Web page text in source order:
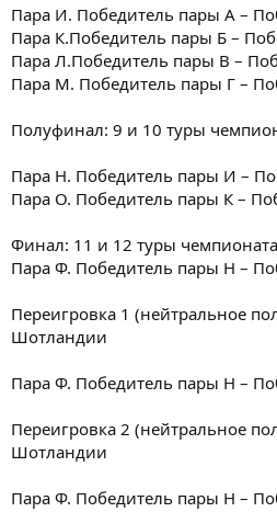
Пара И. Победитель пары А –
Пара К.Победитель пары Б –
Пара Л.Победитель пары В –
Пара М. Победитель пары Г –
Полуфинал: 9 и 10 туры
Пара Н. Победитель пары И –
Пара О. Победитель пары К –
Финал: 11 и 12 туры
Пара Ф. Победитель пары Н –
Переигровка 1 (нейтральное
Шотландии
Пара Ф. Победитель пары Н –
Переигровка 2 (нейтральное
Шотландии
Пара Ф. Победитель пары Н –